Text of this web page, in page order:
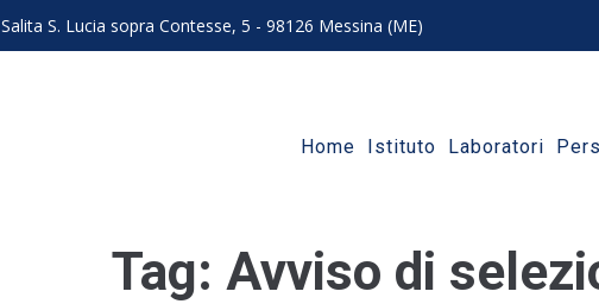
Salita S. Lucia sopra Contesse, 5 - 98126 Messina (ME)
Home Istituto Laboratori
Tag: Avviso di